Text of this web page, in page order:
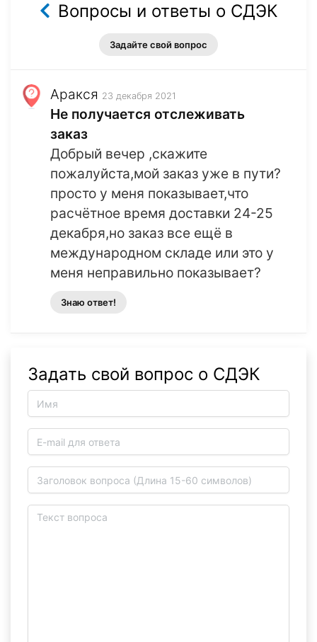
Вопросы и ответы о СДЭК
Задайте свой вопрос
Аракся 23 декабря 2021
Не получается отслеживать
заказ
Добрый вечер ,скажите
пожалуйста,мой заказ уже в пути?
просто у меня показывает,что
расчётное время доставки 24-25
декабря,но заказ все ещё в
международном складе или это у
меня неправильно показывает?
Знаю ответ!
Задать свой вопрос о СДЭК